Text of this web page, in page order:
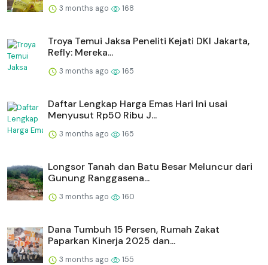
3 months ago 168
Troya Temui Jaksa Peneliti Kejati DKI Jakarta,
Refly: Mereka...
3 months ago 165
Daftar Lengkap Harga Emas Hari Ini usai
Menyusut Rp50 Ribu J...
3 months ago 165
Longsor Tanah dan Batu Besar Meluncur dari
Gunung Ranggasena...
3 months ago 160
Dana Tumbuh 15 Persen, Rumah Zakat
Paparkan Kinerja 2025 dan...
3 months ago 155